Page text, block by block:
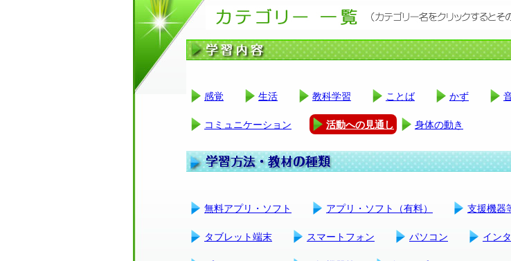
感覚
生活 教科学習 ことば かず
コミュニケーション 活動への見通し 身体の動き
無料アプリ・ソフト
アプリ・ソフト（有料） 支援機器
タブレット端末 スマートフォン パソコン イン